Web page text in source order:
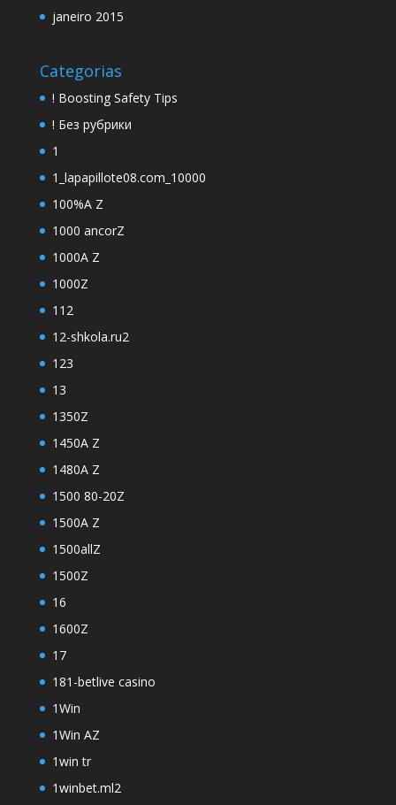
janeiro 2015
Categorias
! Boosting Safety Tips
! Без рубрики
1
1_lapapillote08.com_10000
100%A Z
1000 ancorZ
1000A Z
1000Z
112
12-shkola.ru2
123
13
1350Z
1450A Z
1480A Z
1500 80-20Z
1500A Z
1500allZ
1500Z
16
1600Z
17
181-betlive casino
1Win
1Win AZ
1win tr
1winbet.ml2